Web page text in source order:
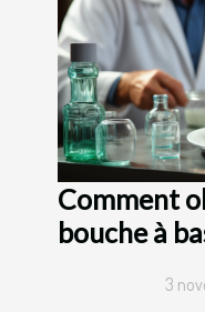
Comment
bouche à
3